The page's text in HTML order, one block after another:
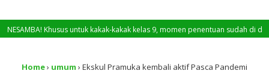
Khusus untuk kakak-kakak kelas 9, momen penentuan sudah di
Home› umum › Ekskul Pramuka kembali aktif Pasca Pandemi